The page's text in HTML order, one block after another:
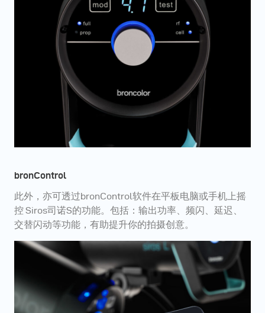
bronControl
此外，亦可透过bronControl软件在平板电脑或手机上摇
控 Siros司诺S的功能。包括：输出功率、频闪、延迟、
交替闪动等功能，有助提升你的拍摄创意。